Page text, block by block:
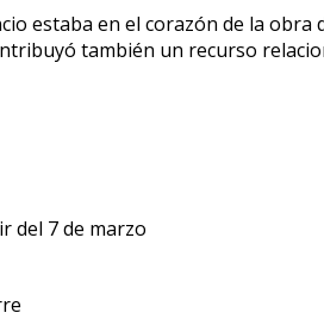
estaba en el corazón de la
también un recurso
del 7 de marzo